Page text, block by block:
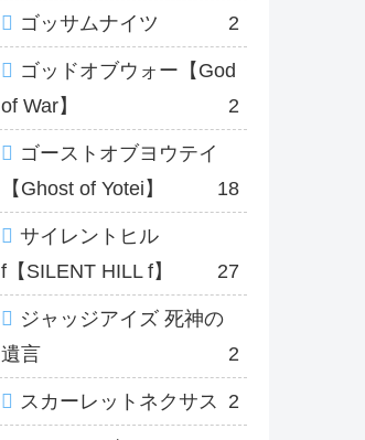
ゴッサムナイツ 2
ゴッドオブウォー【God
of War】
2
ゴーストオブヨウテイ
【Ghost of Yotei】
18
サイレントヒル
f【SILENT HILL f】
27
ジャッジアイズ 死神の
遺言
2
スカーレットネクサス 2